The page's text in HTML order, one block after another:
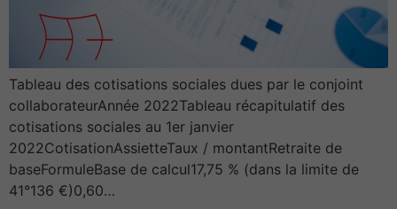
Tableau des cotisations sociales dues par le conjoint
collaborateurAnnée 2022Tableau récapitulatif des
cotisations sociales au 1er janvier
2022CotisationAssietteTaux / montantRetraite de
baseFormuleBase de calcul17,75 % (dans la limite de
41°136 €)0,60…